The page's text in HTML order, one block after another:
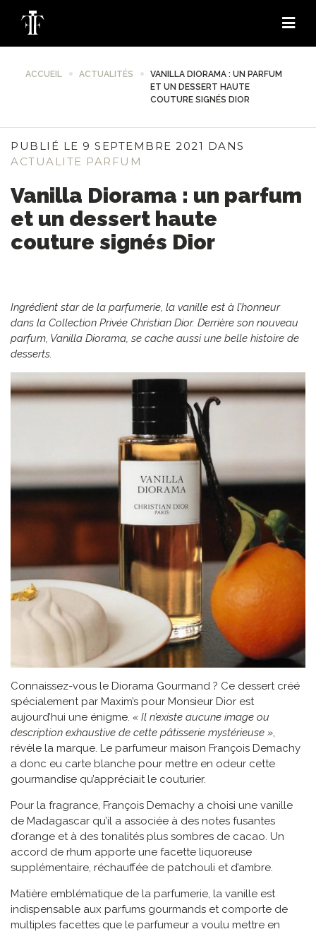
ACCUEIL ACTUALITÉS
VANILLA DIORAMA : UN PARFUM
ET UN DESSERT HAUTE
COUTURE SIGNÉS DIOR
PUBLIÉ LE 9 SEPTEMBRE 2021 DANS
ACTUALITE PARFUM
Vanilla Diorama : un parfum
et un dessert haute
couture signés Dior
Ingrédient star de la parfumerie, la vanille est à l’honneur
dans la Collection Privée Christian Dior. Derrière son nouveau
parfum, Vanilla Diorama, se cache aussi une belle histoire de
desserts.
Connaissez-vous le Diorama Gourmand ? Ce dessert créé
spécialement par Maxim’s pour Monsieur Dior est
aujourd’hui une énigme. « Il n’existe aucune image ou
description exhaustive de cette pâtisserie mystérieuse »,
révèle la marque. Le parfumeur maison François Demachy
a donc eu carte blanche pour mettre en odeur cette
gourmandise qu’appréciait le couturier.
Pour la fragrance, François Demachy a choisi une vanille
de Madagascar qu’il a associée à des notes fusantes
d’orange et à des tonalités plus sombres de cacao. Un
accord de rhum apporte une facette liquoreuse
supplémentaire, réchauffée de patchouli et d’ambre.
Matière emblématique de la parfumerie, la vanille est
indispensable aux parfums gourmands et comporte de
multiples facettes que le parfumeur a voulu mettre en